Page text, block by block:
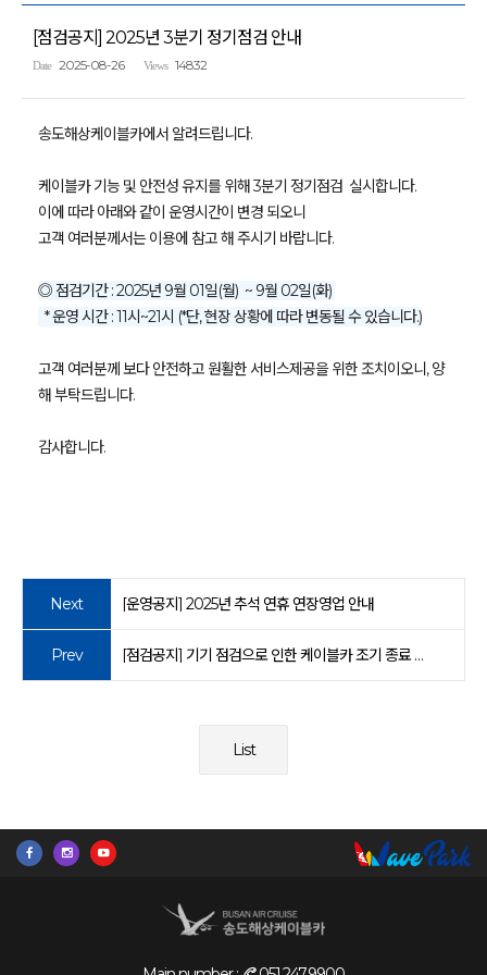
[점검공지] 2025년 3분기 정기점검 안내
Date 2025-08-26 Views 14832
송도해상케이블카에서 알려드립니다.
케이블카 기능 및 안전성 유지를 위해 3분기 정기점검 실시합니다.
이에 따라 아래와 같이 운영시간이 변경 되오니
고객 여러분께서는 이용에 참고 해 주시기 바랍니다.
◎ 점검기간 : 2025년 9월 01일(월) ~ 9월 02일(화)
* 운영 시간 : 11시~21시 (*단, 현장 상황에 따라 변동될 수 있습니다.)
고객 여러분께 보다 안전하고 원활한 서비스제공을 위한 조치이오니, 양
해 부탁드립니다.
감사합니다.
Next [운영공지] 2025년 추석 연휴 연장영업 안내
Prev [점검공지] 기기 점검으로 인한 케이블카 조기 종료 안내
List